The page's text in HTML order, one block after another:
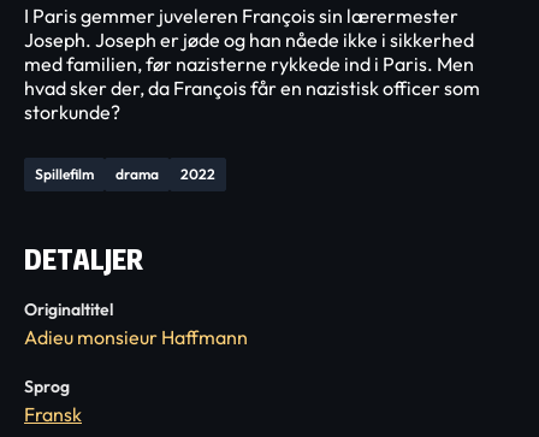
Spillefilm drama 2022
I Paris gemmer juveleren François sin lærermester
Joseph. Joseph er jøde og han nåede ikke i sikkerhed
med familien, før nazisterne rykkede ind i Paris. Men
hvad sker der, da François får en nazistisk officer som
storkunde?
DETALJER
Originaltitel
Adieu monsieur Haffmann
Sprog
Fransk